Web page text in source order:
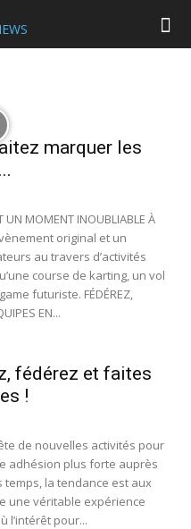
marquer les
UN MOMENT INOUBLIABLE À
original et un
au travers d’activités
course de karting, un vol
futuriste. FÉDÉREZ,
EN...
fédérez et faites
!
de nouvelles activités pour
adhésion plus forte auprès
la tendance est aux
une véritable expérience
l’intérêt pour...